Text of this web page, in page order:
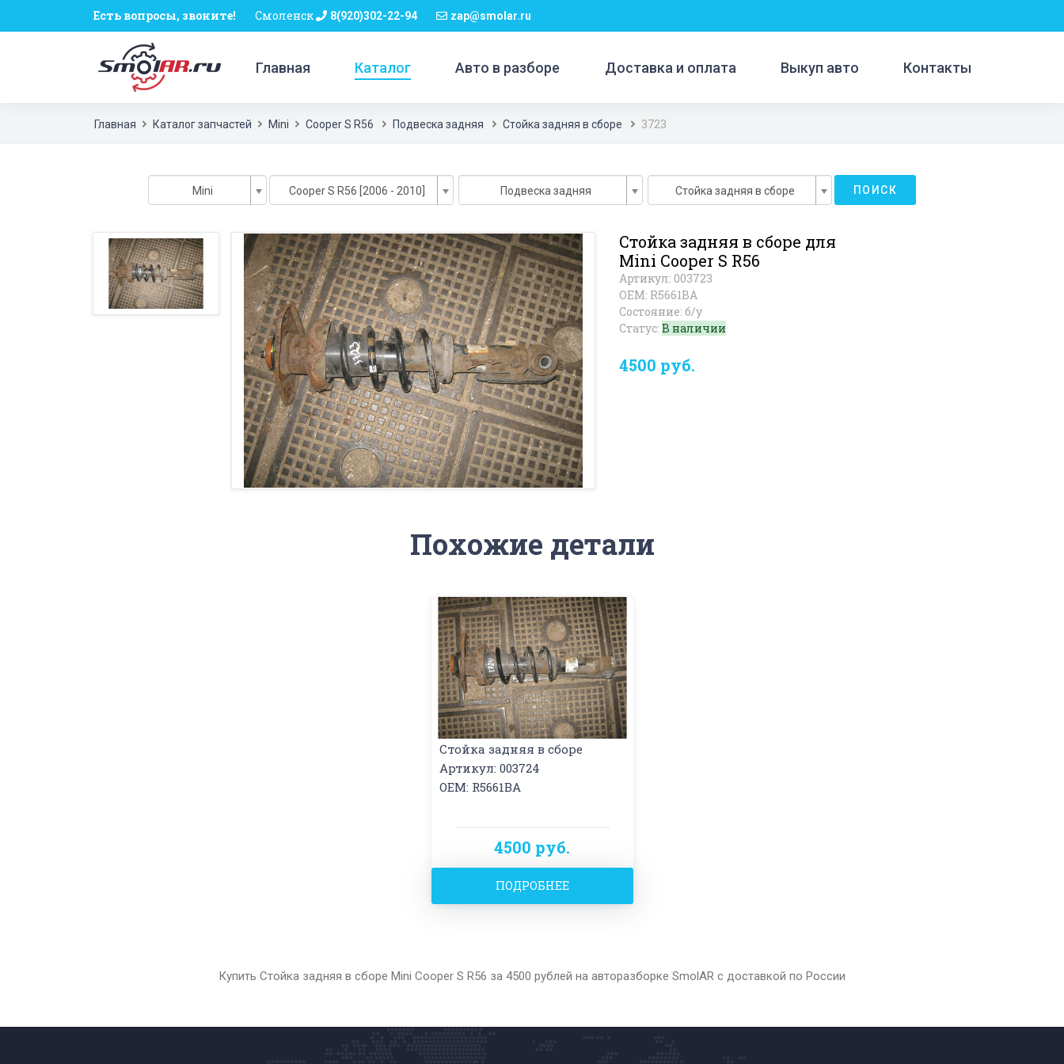
Есть вопросы, звоните! Смоленск 8(920)302-22-94 zap@smolar.ru
Главная Каталог Авто в разборе Доставка и оплата Выкуп авто Контакты
Главная Каталог запчастей Mini Cooper S R56 Подвеска задняя Стойка задняя в сборе 3723
Mini Cooper S R56 [2006 - 2010] Подвеска задняя Стойка задняя в сборе ПОИСК
Стойка задняя в сборе для
Mini Cooper S R56
Артикул: 003723
OEM: R5661BA
Состояние: б/у
Статус: В наличии
4500 руб.
Похожие детали
Стойка задняя в сборе
Артикул: 003724
OEM: R5661BA
4500 руб.
ПОДРОБНЕЕ
Купить Стойка задняя в сборе Mini Cooper S R56 за 4500 рублей на авторазборке SmolAR с доставкой по России